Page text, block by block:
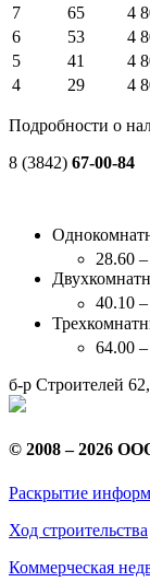
7
65
4
6
53
4
5
41
4
4
29 4
Подробности о
8 (3842) 67-00-84
28.60
40.10
64.00
б-р Строителей
© 2008 – 2026
Раскрытие
Ход строительства
Коммерческая